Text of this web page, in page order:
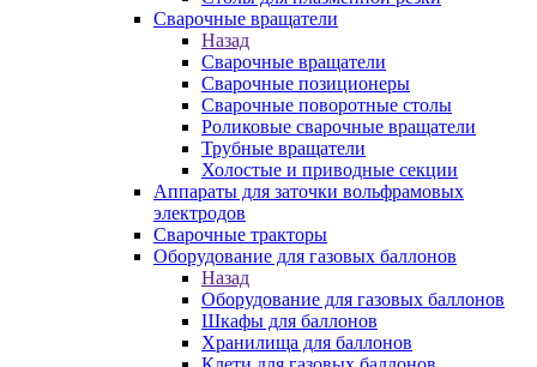
Сварочные вращатели
Назад
Сварочные вращатели
Сварочные позиционеры
Сварочные поворотные столы
Роликовые сварочные вращатели
Трубные вращатели
Холостые и приводные секции
Аппараты для заточки вольфрамовых
электродов
Сварочные тракторы
Оборудование для газовых баллонов
Назад
Оборудование для газовых баллонов
Шкафы для баллонов
Хранилища для баллонов